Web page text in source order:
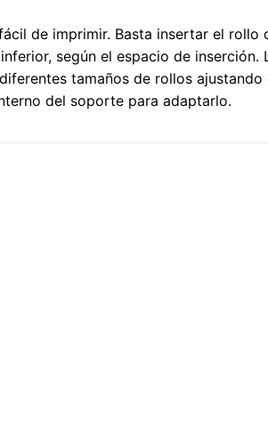
de imprimir. Basta insertar el rollo
según el espacio de inserción.
tamaños de rollos ajustando
del soporte para adaptarlo.